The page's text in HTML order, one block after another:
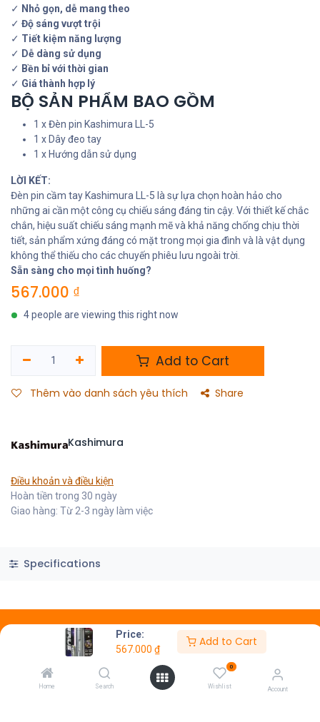
Price:
567.000 ₫
Add to Cart
Home Search
0
Wishlist Account
✓ Nhỏ gọn, dễ mang theo
✓ Độ sáng vượt trội
✓ Tiết kiệm năng lượng
✓ Dễ dàng sử dụng
✓ Bền bỉ với thời gian
✓ Giá thành hợp lý
BỘ SẢN PHẨM BAO GỒM
1 x Đèn pin Kashimura LL-5
1 x Dây đeo tay
1 x Hướng dẫn sử dụng
LỜI KẾT:
Đèn pin cầm tay Kashimura LL-5 là sự lựa chọn hoàn hảo cho
những ai cần một công cụ chiếu sáng đáng tin cậy. Với thiết kế chắc
chắn, hiệu suất chiếu sáng mạnh mẽ và khả năng chống chịu thời
tiết, sản phẩm xứng đáng có mặt trong mọi gia đình và là vật dụng
không thể thiếu cho các chuyến phiêu lưu ngoài trời.
Sẵn sàng cho mọi tình huống?
567.000 ₫
4 people are viewing this right now
Add to Cart
Thêm vào danh sách yêu thích Share
Kashimura
Điều khoản và điều kiện
Hoàn tiền trong 30 ngày
Giao hàng: Từ 2-3 ngày làm việc
Specifications
CÔNG TY CỔ PHẨN VITALINK
MSDN: 0315822701
Cấp lần đầu ngày: 31/07/2019